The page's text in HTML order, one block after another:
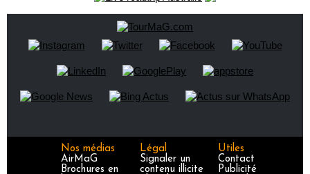
Nos médias
AirMaG
Brochures en
Légal
Signaler un
contenu illicite
Utiles
Contact
Publicité